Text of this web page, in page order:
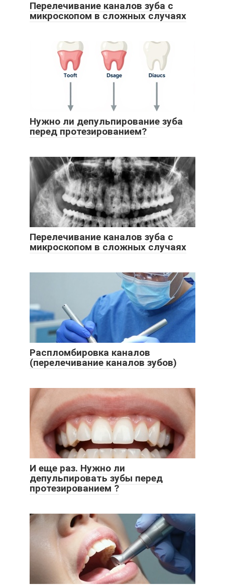
Перелечивание каналов зуба с
микроскопом в сложных случаях
Нужно ли депульпирование зуба
перед протезированием?
Перелечивание каналов зуба с
микроскопом в сложных случаях
Распломбировка каналов
(перелечивание каналов зубов)
И еще раз. Нужно ли
депульпировать зубы перед
протезированием ?